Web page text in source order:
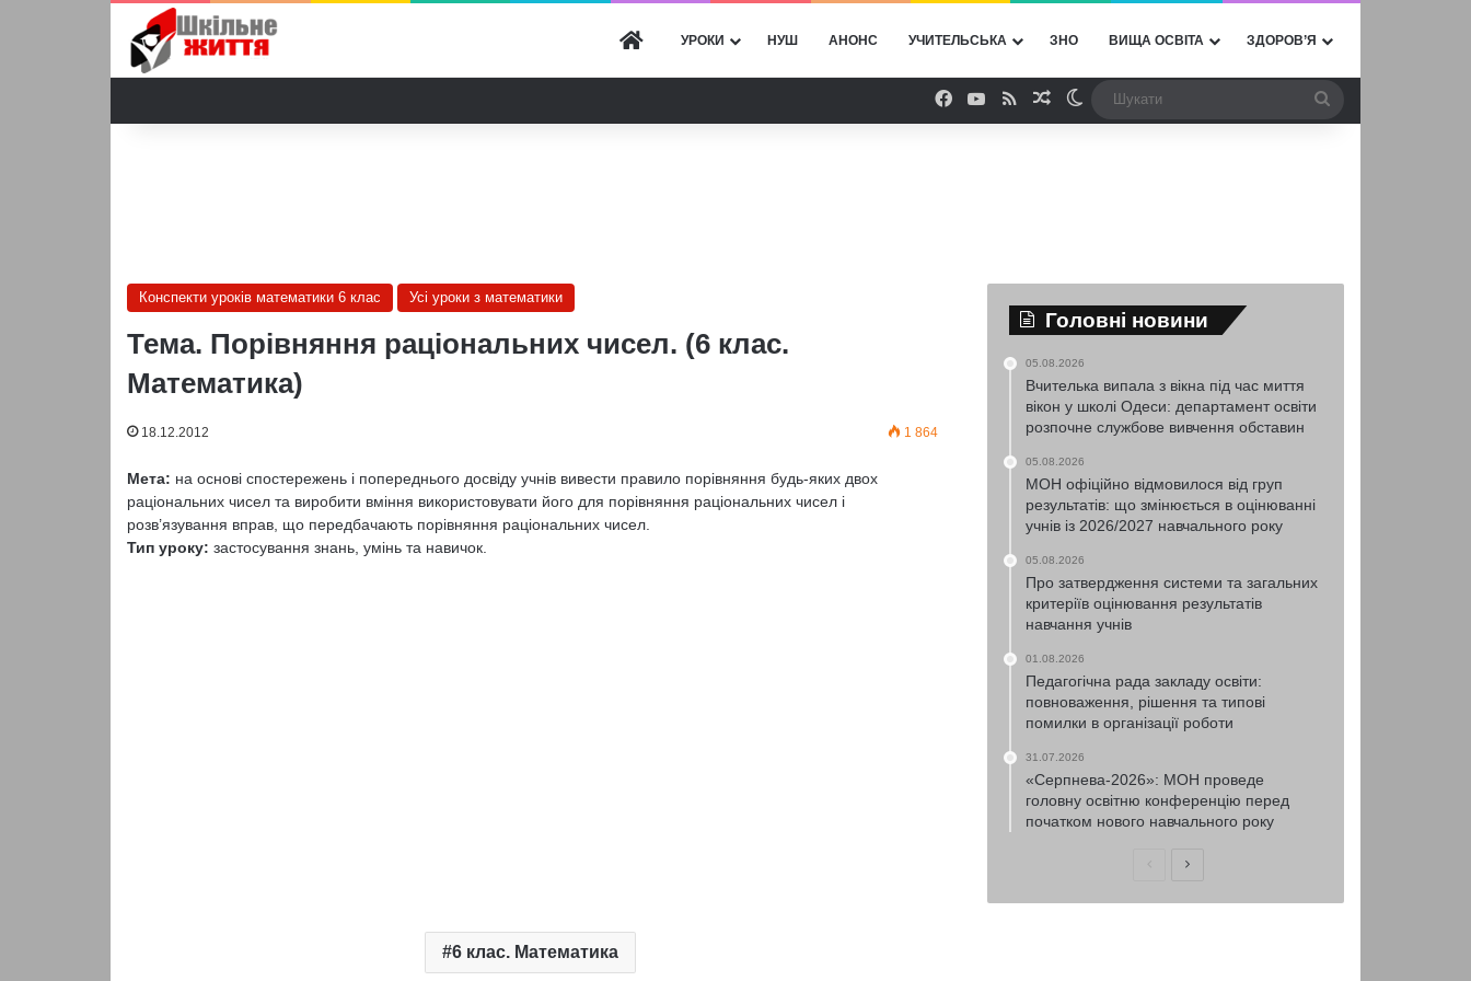
ГОЛОВНА
УРОКИ НУШ АНОНС УЧИТЕЛЬСЬКА ЗНО ВИЩА ОСВІТА ЗДОРОВ’Я
Facebook
YouTube
RSSВипадкова стаття
Switch skin
Конспекти уроків математики 6 клас Усі уроки з математики
Тема. Порівняння раціональних чисел. (6 клас.
Математика)
18.12.2012 1 864
Мета: на основі спостережень і попереднього досвіду учнів вивести правило порівняння будь-яких двох
раціональних чисел та виробити вміння використовувати його для порівняння раціональних чисел і
розв’язування вправ, що передбачають порівняння раціональних чисел.
Тип уроку: застосування знань, умінь та навичок.
6 клас. Математика
Головні новини
05.08.2026
Вчителька випала з вікна під час миття
вікон у школі Одеси: департамент освіти
розпочне службове вивчення обставин
05.08.2026
МОН офіційно відмовилося від груп
результатів: що змінюється в оцінюванні
учнів із 2026/2027 навчального року
05.08.2026
Про затвердження системи та загальних
критеріїв оцінювання результатів
навчання учнів
01.08.2026
Педагогічна рада закладу освіти:
повноваження, рішення та типові
помилки в організації роботи
31.07.2026
«Серпнева-2026»: МОН проведе
головну освітню конференцію перед
початком нового навчального року
ПопередняНаступна